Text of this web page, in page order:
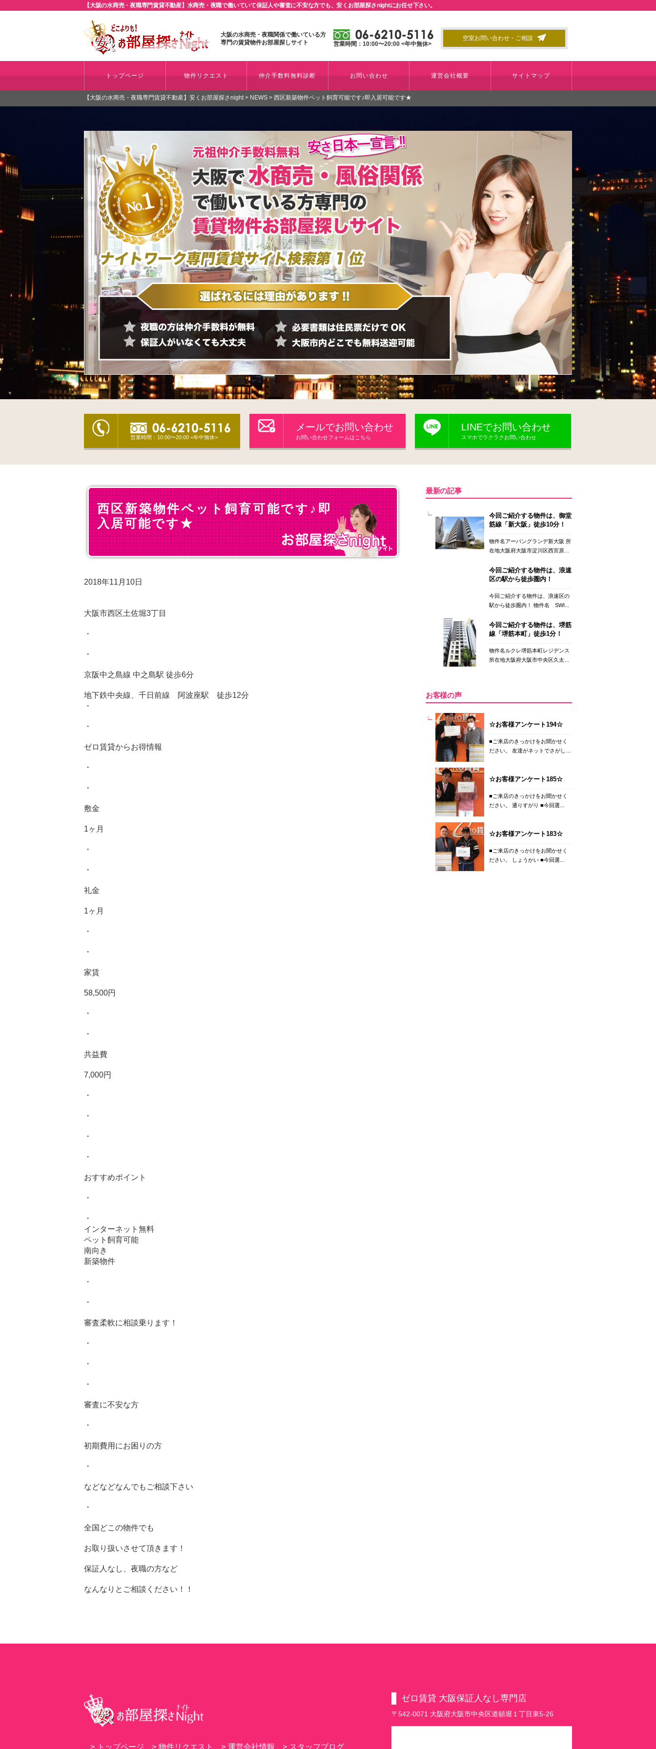
【大阪の水商売・夜職専門賃貸不動産】水商売・夜職で働いていて保証人や審査に不安な方でも、安くお部屋探さnightにお任せ下さい。
大阪の水商売・夜職関係で働いている方
専門の賃貸物件お部屋探しサイト
営業時間：10:00〜20:00 <年中無休>
空室お問い合わせ・ご相談
トップページ 物件リクエスト 仲介手数料無料診断 お問い合わせ 運営会社概要 サイトマップ
【大阪の水商売・夜職専門賃貸不動産】安くお部屋探さnight> NEWS > 西区新築物件ペット飼育可能です♪即入居可能です★
営業時間：10:00〜20:00 <年中無休>
メールでお問い合わせ
お問い合わせフォームはこちら
LINEでお問い合わせ
スマホでラクラクお問い合わせ
西区新築物件ペット飼育可能です♪即
入居可能です★
2018年11月10日
大阪市西区土佐堀3丁目
・
・
京阪中之島線 中之島駅 徒歩6分
地下鉄中央線、千日前線 阿波座駅 徒歩12分
・
・
ゼロ賃貸からお得情報
・
・
敷金
1ヶ月
・
・
礼金
1ヶ月
・
・
家賃
58,500円
・
・
共益費
7,000円
・
・
・
・
おすすめポイント
・
・
インターネット無料
ペット飼育可能
南向き
新築物件
・
・
審査柔軟に相談乗ります！
・
・
・
審査に不安な方
・
初期費用にお困りの方
・
などなどなんでもご相談下さい
・
全国どこの物件でも
お取り扱いさせて頂きます！
保証人なし、夜職の方など
なんなりとご相談ください！！
最新の記事
今回ご紹介する物件は、御堂
筋線「新大阪」徒歩10分！
物件名アーバングランデ新大阪 所
在地大阪府大阪市淀川区西宮原
今回ご紹介する物件は、浪速
区の駅から徒歩圏内！
今回ご紹介する物件は、浪速区の
駅から徒歩圏内！ 物件名 SWI...
今回ご紹介する物件は、堺筋
線「堺筋本町」徒歩1分！
物件名ルクレ堺筋本町レジデンス
所在地大阪府大阪市中央区久太
お客様の声
☆お客様アンケート194☆
■ご来店のきっかけをお聞かせく
ださい。 友達がネットでさがし
☆お客様アンケート185☆
■ご来店のきっかけをお聞かせく
ださい。 通りすがり ■今回選...
☆お客様アンケート183☆
■ご来店のきっかけをお聞かせく
ださい。 しょうかい ■今回選...
> トップページ > 物件リクエスト > 運営会社情報 > スタッフブログ
ゼロ賃貸 大阪保証人なし専門店
〒542-0071 大阪府大阪市中央区道頓堀１丁目東5-26